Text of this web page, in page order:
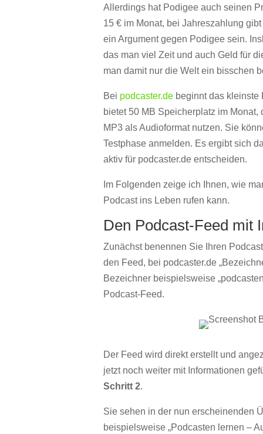
Allerdings hat Podigee auch seinen
15 € im Monat, bei Jahreszahlung
ein Argument gegen Podigee sein.
das man viel Zeit und auch Geld für
man damit nur die Welt ein bisschen
Bei podcaster.de beginnt das kleinste
bietet 50 MB Speicherplatz im
MP3 als Audioformat nutzen. Sie
Testphase anmelden. Es ergibt sich
aktiv für podcaster.de entscheiden.
Im Folgenden zeige ich Ihnen, wie
Podcast ins Leben rufen kann.
Den Podcast-Feed mit
Zunächst benennen Sie Ihren
den Feed, bei podcaster.de
Bezeichner beispielsweise
Podcast-Feed.
Der Feed wird direkt erstellt und
jetzt noch weiter mit Informationen
Schritt 2.
Sie sehen in der nun erscheinenden
beispielsweise „Podcasten lernen –